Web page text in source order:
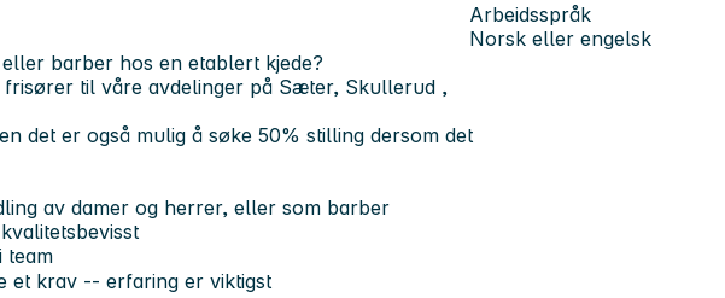
Arbeidsspråk
Norsk eller engelsk
barber hos en etablert kjede?
til våre avdelinger på Sæter, Skullerud ,
det er også mulig å søke 50% stilling dersom det
av damer og herrer, eller som barber
team
et krav -- erfaring er viktigst